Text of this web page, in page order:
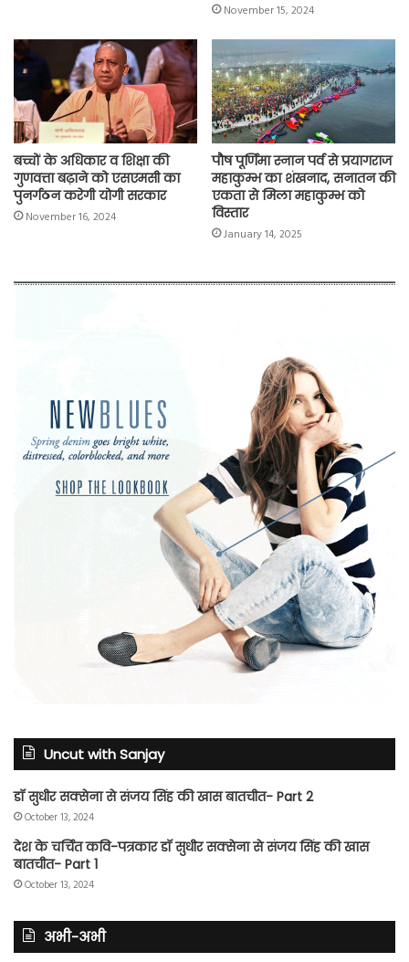
November 15, 2024
बच्चों के अधिकार व शिक्षा की
गुणवत्ता बढ़ाने को एसएमसी का
पुनर्गठन करेगी योगी सरकार
November 16, 2024
पौष पूर्णिमा स्नान पर्व से प्रयागराज
महाकुम्भ का शंखनाद, सनातन की
एकता से मिला महाकुम्भ को
विस्तार
January 14, 2025
Uncut with Sanjay
डॉ सुधीर सक्सेना से संजय सिंह की खास बातचीत- Part 2
October 13, 2024
देश के चर्चित कवि-पत्रकार डॉ सुधीर सक्सेना से संजय सिंह की खास
बातचीत- Part 1
October 13, 2024
अभी-अभी